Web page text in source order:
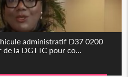
administratif D37 0200
de la DGTTC pour co...